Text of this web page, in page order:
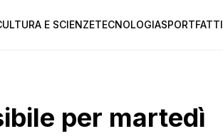
E SCIENZETECNOLOGIASPORTFATTI
per martedì